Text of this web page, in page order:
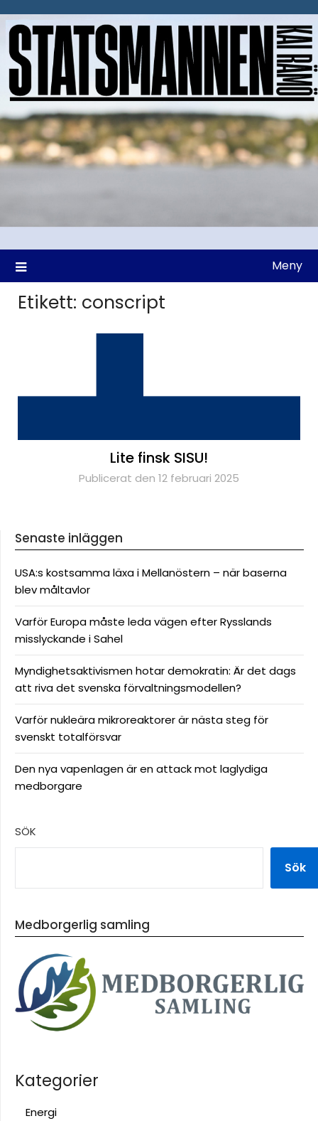
till
Meny
Etikett: conscript
Lite finsk SISU!
Publicerat den 12 februari 2025
Senaste inläggen
USA:s kostsamma läxa i Mellanöstern – när baserna
blev måltavlor
Varför Europa måste leda vägen efter Rysslands
misslyckande i Sahel
Myndighetsaktivismen hotar demokratin: Är det dags
att riva det svenska förvaltningsmodellen?
Varför nukleära mikroreaktorer är nästa steg för
svenskt totalförsvar
Den nya vapenlagen är en attack mot laglydiga
medborgare
SÖK
Sök
Medborgerlig samling
Kategorier
Energi